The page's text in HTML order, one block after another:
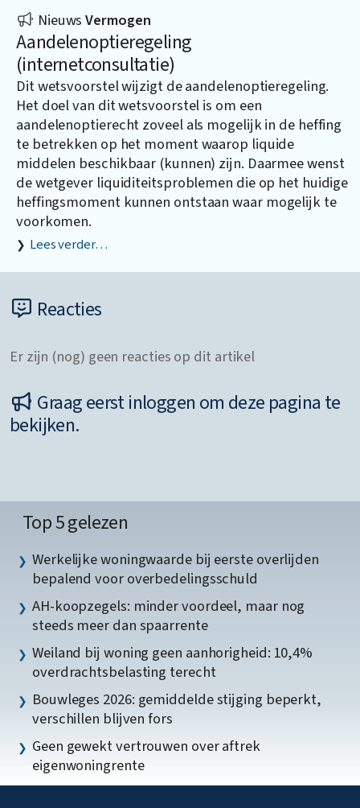
NieuwsVermogen
Aandelenoptieregeling
(internetconsultatie)
Dit wetsvoorstel wijzigt de aandelenoptieregeling.
Het doel van dit wetsvoorstel is om een
aandelenoptierecht zoveel als mogelijk in de heffing
te betrekken op het moment waarop liquide
middelen beschikbaar (kunnen) zijn. Daarmee wenst
de wetgever liquiditeitsproblemen die op het huidige
heffingsmoment kunnen ontstaan waar mogelijk te
voorkomen.
Lees verder…
Reacties
Er zijn (nog) geen reacties op dit artikel
Graag eerst inloggen om deze pagina te
bekijken.
Top 5 gelezen
Werkelijke woningwaarde bij eerste overlijden
bepalend voor overbedelingsschuld
AH-koopzegels: minder voordeel, maar nog
steeds meer dan spaarrente
Weiland bij woning geen aanhorigheid: 10,4%
overdrachtsbelasting terecht
Bouwleges 2026: gemiddelde stijging beperkt,
verschillen blijven fors
Geen gewekt vertrouwen over aftrek
eigenwoningrente